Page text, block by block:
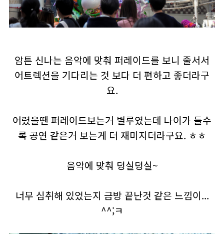
암튼 신나는 음악에 맞춰 퍼레이드를 보니 줄서서
어트렉션을 기다리는 것 보다 더 편하고 좋더라구
요.
어렸을땐 퍼레이드보는거 별루였는데 나이가 들수
록 공연 같은거 보는게 더 재미지더라구요. ㅎㅎ
음악에 맞춰 덩실덩실~
너무 심취해 있었는지 금방 끝난것 같은 느낌이...
^^;ㅋ